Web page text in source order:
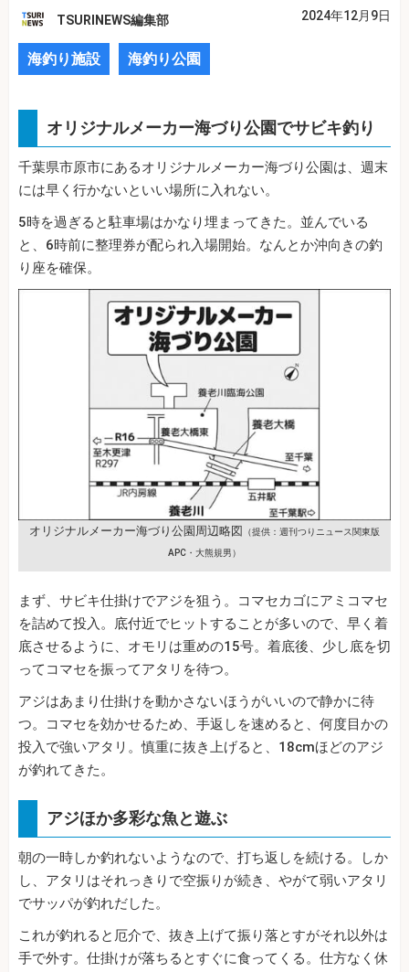
TSURINEWS編集部 2024年12月9日
海釣り施設 海釣り公園
オリジナルメーカー海づり公園でサビキ釣り
千葉県市原市にあるオリジナルメーカー海づり公園は、週末
には早く行かないといい場所に入れない。
5時を過ぎると駐車場はかなり埋まってきた。並んでいる
と、6時前に整理券が配られ入場開始。なんとか沖向きの釣
り座を確保。
オリジナルメーカー海づり公園周辺略図 （提供：週刊つりニュース関東版
APC・大熊規男）
まず、サビキ仕掛けでアジを狙う。コマセカゴにアミコマセ
を詰めて投入。底付近でヒットすることが多いので、早く着
底させるように、オモリは重めの15号。着底後、少し底を切
ってコマセを振ってアタリを待つ。
アジはあまり仕掛けを動かさないほうがいいので静かに待
つ。コマセを効かせるため、手返しを速めると、何度目かの
投入で強いアタリ。慎重に抜き上げると、18cmほどのアジ
が釣れてきた。
アジほか多彩な魚と遊ぶ
朝の一時しか釣れないようなので、打ち返しを続ける。しか
し、アタリはそれっきりで空振りが続き、やがて弱いアタリ
でサッパが釣れだした。
これが釣れると厄介で、抜き上げて振り落とすがそれ以外は
手で外す。仕掛けが落ちるとすぐに食ってくる。仕方なく休